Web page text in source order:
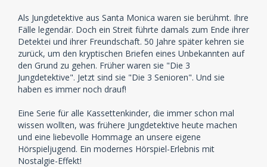
Als Jungdetektive aus Santa Monica waren sie berühmt. Ihre
Fälle legendär. Doch ein Streit führte damals zum Ende ihrer
Detektei und ihrer Freundschaft. 50 Jahre später kehren sie
zurück, um den kryptischen Briefen eines Unbekannten auf
den Grund zu gehen. Früher waren sie "Die 3
Jungdetektive". Jetzt sind sie "Die 3 Senioren". Und sie
haben es immer noch drauf!
Eine Serie für alle Kassettenkinder, die immer schon mal
wissen wollten, was frühere Jungdetektive heute machen
und eine liebevolle Hommage an unsere eigene
Hörspieljugend. Ein modernes Hörspiel-Erlebnis mit
Nostalgie-Effekt!